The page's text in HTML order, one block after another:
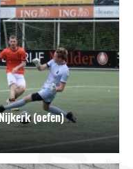
(oefen)